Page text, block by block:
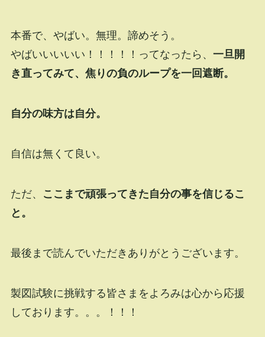
本番で、やばい。無理。諦めそう。
やばいいいいい！！！！！ってなったら、 一旦開
き直ってみて、焦りの負のループを一回遮断。
自分の味方は自分。
自信は無くて良い。
ただ、
ここまで頑張ってきた自分の事を信じるこ
と。
最後まで読んでいただきありがとうございます。
製図試験に挑戦する皆さまをよろみは心から応援
しております。。。！！！